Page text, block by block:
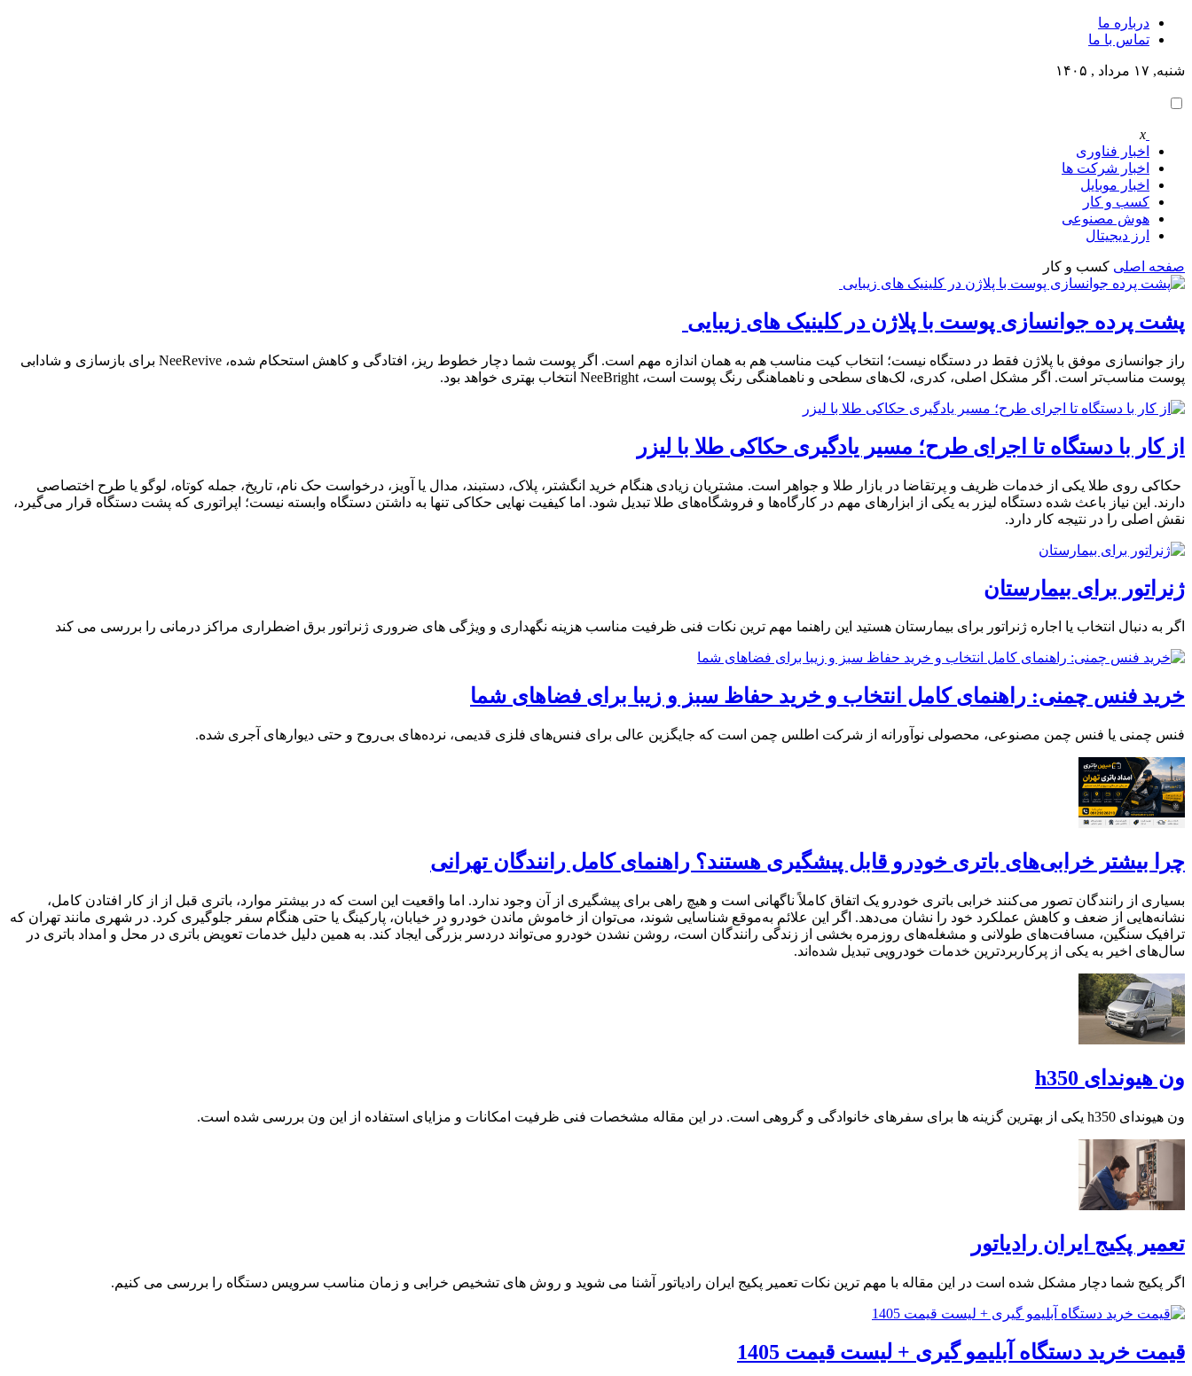
درباره ما
تماس با ما
شنبه, ۱۷ مرداد , ۱۴۰۵
x
اخبار فناوری
اخبار شرکت ها
اخبار موبایل
کسب و کار
هوش مصنوعی
ارز دیجیتال
صفحه اصلی کسب و کار
پشت پرده جوانسازی پوست با پلاژن در کلینیک های زیبایی
راز جوانسازی موفق با پلاژن فقط در دستگاه نیست؛ انتخاب کیت مناسب هم به همان اندازه مهم است. اگر پوست شما دچار خطوط ریز، افتادگی و کاهش استحکام شده، NeeRevive برای بازسازی و شادابی
پوست مناسب‌تر است. اگر مشکل اصلی، کدری، لک‌های سطحی و ناهماهنگی رنگ پوست است، NeeBright انتخاب بهتری خواهد بود.
از کار با دستگاه تا اجرای طرح؛ مسیر یادگیری حکاکی طلا با لیزر
حکاکی روی طلا یکی از خدمات ظریف و پرتقاضا در بازار طلا و جواهر است. مشتریان زیادی هنگام خرید انگشتر، پلاک، دستبند، مدال یا آویز، درخواست حک نام، تاریخ، جمله کوتاه، لوگو یا طرح اختصاصی
دارند. این نیاز باعث شده دستگاه لیزر به یکی از ابزارهای مهم در کارگاه‌ها و فروشگاه‌های طلا تبدیل شود. اما کیفیت نهایی حکاکی تنها به داشتن دستگاه وابسته نیست؛ اپراتوری که پشت دستگاه قرار می‌گیرد،
نقش اصلی را در نتیجه کار دارد.
ژنراتور برای بیمارستان
اگر به دنبال انتخاب یا اجاره ژنراتور برای بیمارستان هستید این راهنما مهم ترین نکات فنی ظرفیت مناسب هزینه نگهداری و ویژگی های ضروری ژنراتور برق اضطراری مراکز درمانی را بررسی می کند
خرید فنس چمنی: راهنمای کامل انتخاب و خرید حفاظ سبز و زیبا برای فضاهای شما
فنس چمنی یا فنس چمن مصنوعی، محصولی نوآورانه از شرکت اطلس چمن است که جایگزین عالی برای فنس‌های فلزی قدیمی، نرده‌های بی‌روح و حتی دیوارهای آجری شده.
چرا بیشتر خرابی‌های باتری خودرو قابل پیشگیری هستند؟ راهنمای کامل رانندگان تهرانی
بسیاری از رانندگان تصور می‌کنند خرابی باتری خودرو یک اتفاق کاملاً ناگهانی است و هیچ راهی برای پیشگیری از آن وجود ندارد. اما واقعیت این است که در بیشتر موارد، باتری قبل از از کار افتادن کامل،
نشانه‌هایی از ضعف و کاهش عملکرد خود را نشان می‌دهد. اگر این علائم به‌موقع شناسایی شوند، می‌توان از خاموش ماندن خودرو در خیابان، پارکینگ یا حتی هنگام سفر جلوگیری کرد. در شهری مانند تهران که
ترافیک سنگین، مسافت‌های طولانی و مشغله‌های روزمره بخشی از زندگی رانندگان است، روشن نشدن خودرو می‌تواند دردسر بزرگی ایجاد کند. به همین دلیل خدمات تعویض باتری در محل و امداد باتری در
سال‌های اخیر به یکی از پرکاربردترین خدمات خودرویی تبدیل شده‌اند.
ون هیوندای h350
ون هیوندای h350 یکی از بهترین گزینه ها برای سفرهای خانوادگی و گروهی است. در این مقاله مشخصات فنی ظرفیت امکانات و مزایای استفاده از این ون بررسی شده است.
تعمیر پکیج ایران رادیاتور
اگر پکیج شما دچار مشکل شده است در این مقاله با مهم ترین نکات تعمیر پکیج ایران رادیاتور آشنا می شوید و روش های تشخیص خرابی و زمان مناسب سرویس دستگاه را بررسی می کنیم.
قیمت خرید دستگاه آبلیمو گیری + لیست قیمت 1405